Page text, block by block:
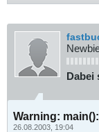
Dabei
Warning:
26.08.2003, 19:04